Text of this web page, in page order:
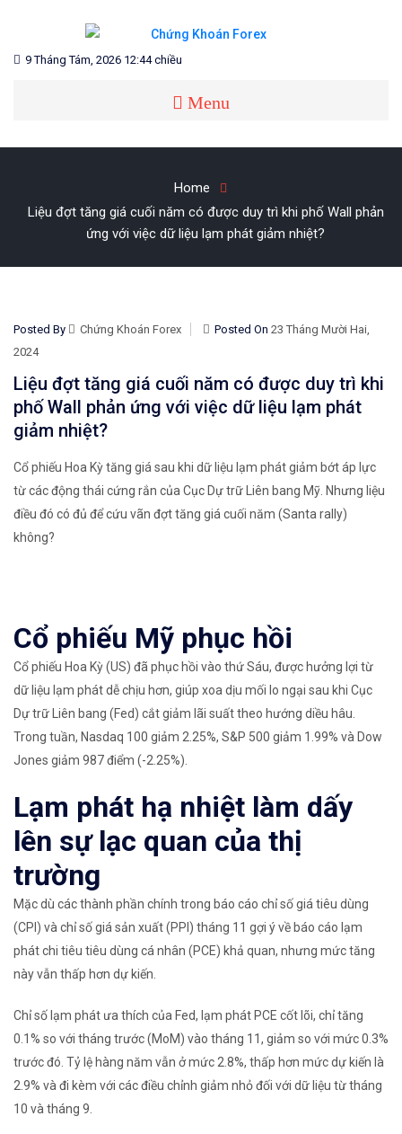
content
CHỨNG KHOÁN FOREX
Blog chia sẻ về Chứng Khoán và Forex
9 Tháng Tám, 2026 12:44 chiều
Menu
Home
Liệu đợt tăng giá cuối năm có được duy trì khi phố Wall phản
ứng với việc dữ liệu lạm phát giảm nhiệt?
Posted By Chứng Khoán Forex Posted On 23 Tháng Mười Hai,
2024
Liệu đợt tăng giá cuối năm có được duy trì khi
phố Wall phản ứng với việc dữ liệu lạm phát
giảm nhiệt?
Cổ phiếu Hoa Kỳ tăng giá sau khi dữ liệu lạm phát giảm bớt áp lực
từ các động thái cứng rắn của Cục Dự trữ Liên bang Mỹ. Nhưng liệu
điều đó có đủ để cứu vãn đợt tăng giá cuối năm (Santa rally)
không?
Cổ phiếu Mỹ phục hồi
Cổ phiếu Hoa Kỳ (US) đã phục hồi vào thứ Sáu, được hưởng lợi từ
dữ liệu lạm phát dễ chịu hơn, giúp xoa dịu mối lo ngại sau khi Cục
Dự trữ Liên bang (Fed) cắt giảm lãi suất theo hướng diều hâu.
Trong tuần, Nasdaq 100 giảm 2.25%, S&P 500 giảm 1.99% và Dow
Jones giảm 987 điểm (-2.25%).
Lạm phát hạ nhiệt làm dấy
lên sự lạc quan của thị
trường
Mặc dù các thành phần chính trong báo cáo chỉ số giá tiêu dùng
(CPI) và chỉ số giá sản xuất (PPI) tháng 11 gợi ý về báo cáo lạm
phát chi tiêu tiêu dùng cá nhân (PCE) khả quan, nhưng mức tăng
này vẫn thấp hơn dự kiến.
Chỉ số lạm phát ưa thích của Fed, lạm phát PCE cốt lõi, chỉ tăng
0.1% so với tháng trước (MoM) vào tháng 11, giảm so với mức 0.3%
trước đó. Tỷ lệ hàng năm vẫn ở mức 2.8%, thấp hơn mức dự kiến ​​là
2.9% và đi kèm với các điều chỉnh giảm nhỏ đối với dữ liệu từ tháng
10 và tháng 9.